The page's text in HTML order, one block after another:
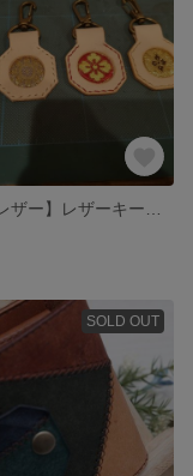
SOLD OUT